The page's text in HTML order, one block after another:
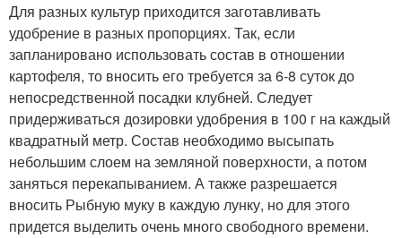
Для разных культур приходится заготавливать
удобрение в разных пропорциях. Так, если
запланировано использовать состав в отношении
картофеля, то вносить его требуется за 6-8 суток до
непосредственной посадки клубней. Следует
придерживаться дозировки удобрения в 100 г на каждый
квадратный метр. Состав необходимо высыпать
небольшим слоем на земляной поверхности, а потом
заняться перекапыванием. А также разрешается
вносить Рыбную муку в каждую лунку, но для этого
придется выделить очень много свободного времени.